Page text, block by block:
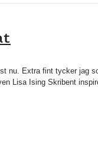
nu. Extra fint tycker jag
Lisa Ising Skribent